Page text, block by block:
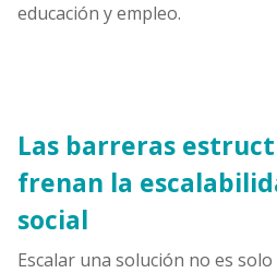
educación y empleo.
Las barreras
frenan la
social
Escalar una solución no es